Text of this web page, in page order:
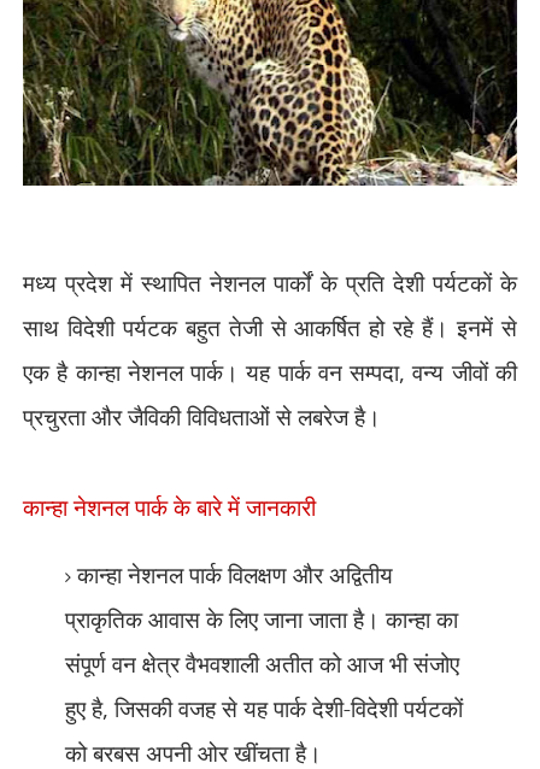
मध्य प्रदेश में स्थापित नेशनल पार्कों के प्रति देशी पर्यटकों के
साथ विदेशी पर्यटक बहुत तेजी से आकर्षित हो रहे हैं। इनमें से
एक है कान्हा नेशनल पार्क। यह पार्क वन सम्पदा,वन्य जीवों की
प्रचुरता और जैविकी विविधताओं से लबरेज है।
कान्हा नेशनल पार्क के बारे में जानकारी
कान्हा नेशनल पार्क विलक्षण और अद्वितीय
प्राकृतिक आवास के लिए जाना जाता है। कान्हा का
संपूर्ण वन क्षेत्र वैभवशाली अतीत को आज भी संजोए
हुए है,जिसकी वजह से यह पार्क देशी-विदेशी पर्यटकों
को बरबस अपनी ओर खींचता है।